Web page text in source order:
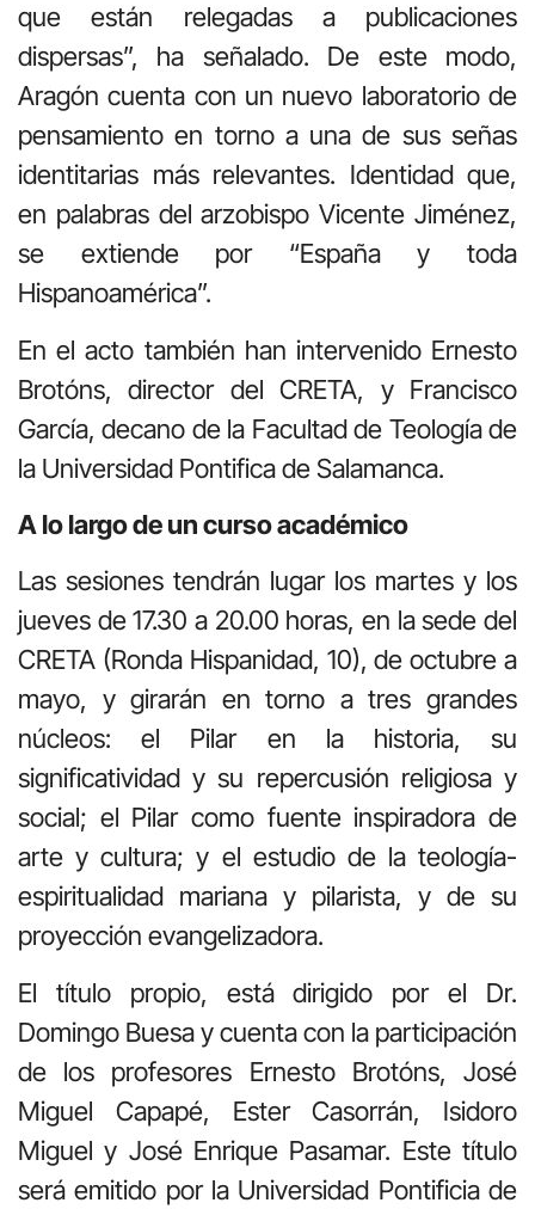
que están relegadas a publicaciones
dispersas”, ha señalado. De este modo,
Aragón cuenta con un nuevo laboratorio de
pensamiento en torno a una de sus señas
identitarias más relevantes. Identidad que,
en palabras del arzobispo Vicente Jiménez,
se extiende por “España y toda
Hispanoamérica”.
En el acto también han intervenido Ernesto
Brotóns, director del CRETA, y Francisco
García, decano de la Facultad de Teología de
la Universidad Pontifica de Salamanca.
A lo largo de un curso académico
Las sesiones tendrán lugar los martes y los
jueves de 17.30 a 20.00 horas, en la sede del
CRETA (Ronda Hispanidad, 10), de octubre a
mayo, y girarán en torno a tres grandes
núcleos: el Pilar en la historia, su
significatividad y su repercusión religiosa y
social; el Pilar como fuente inspiradora de
arte y cultura; y el estudio de la teología-
espiritualidad mariana y pilarista, y de su
proyección evangelizadora.
El título propio, está dirigido por el Dr.
Domingo Buesa y cuenta con la participación
de los profesores Ernesto Brotóns, José
Miguel Capapé, Ester Casorrán, Isidoro
Miguel y José Enrique Pasamar. Este título
será emitido por la Universidad Pontificia de